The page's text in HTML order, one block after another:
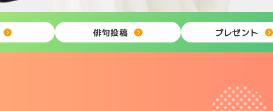
俳句投稿 プレゼント